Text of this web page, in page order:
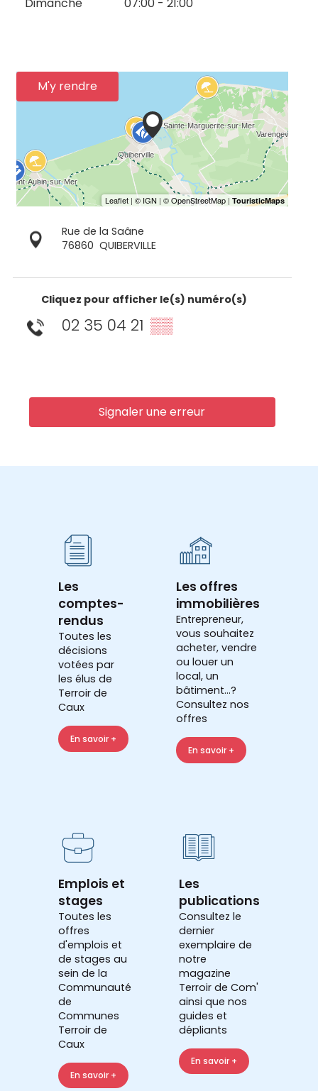
Dimanche 07:00 - 21:00
M'y rendre
Rue de la Saâne
76860 QUIBERVILLE
Cliquez pour afficher le(s) numéro(s)
02 35 04 21 ▒▒
Signaler une erreur
Les
comptes-
rendus
Toutes les
décisions
votées par
les élus de
Terroir de
Caux
En savoir +
Les offres
immobilières
Entrepreneur,
vous souhaitez
acheter, vendre
ou louer un
local, un
bâtiment...?
Consultez nos
offres
En savoir +
Emplois et
stages
Toutes les
offres
d'emplois et
de stages au
sein de la
Communauté
de
Communes
Terroir de
Caux
En savoir +
Les
publications
Consultez le
dernier
exemplaire de
notre
magazine
Terroir de Com'
ainsi que nos
guides et
dépliants
En savoir +